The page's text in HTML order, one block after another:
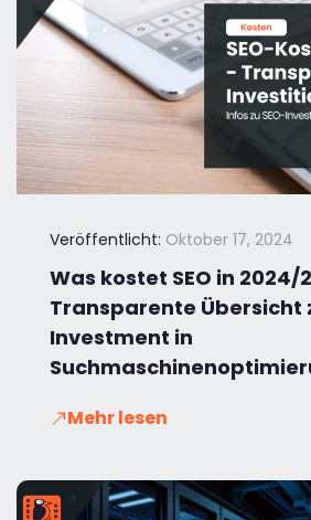
Veröffentlicht: Oktober 17, 2024
Was kostet SEO in 2024/
Transparente Übersicht
Investment in
Mehr lesen